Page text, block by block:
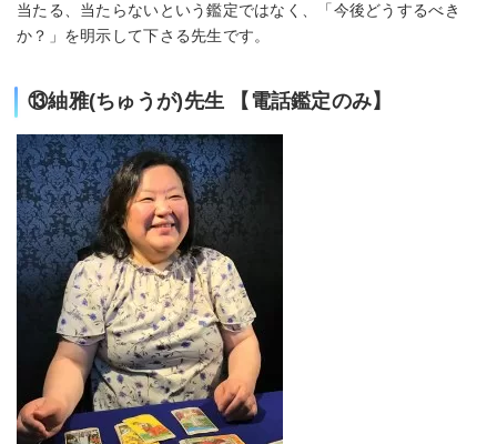
当たる、当たらないという鑑定ではなく、「今後どうするべき
か？」を明示して下さる先生です。
⑬紬雅(ちゅうが)先生 【電話鑑定のみ】